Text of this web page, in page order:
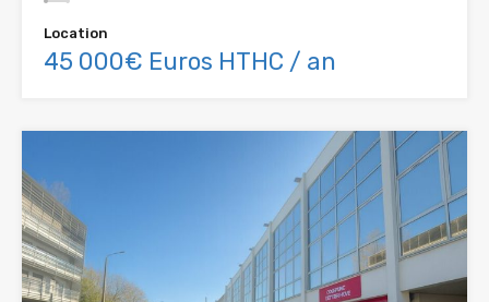
Location
45 000€ Euros HTHC / an